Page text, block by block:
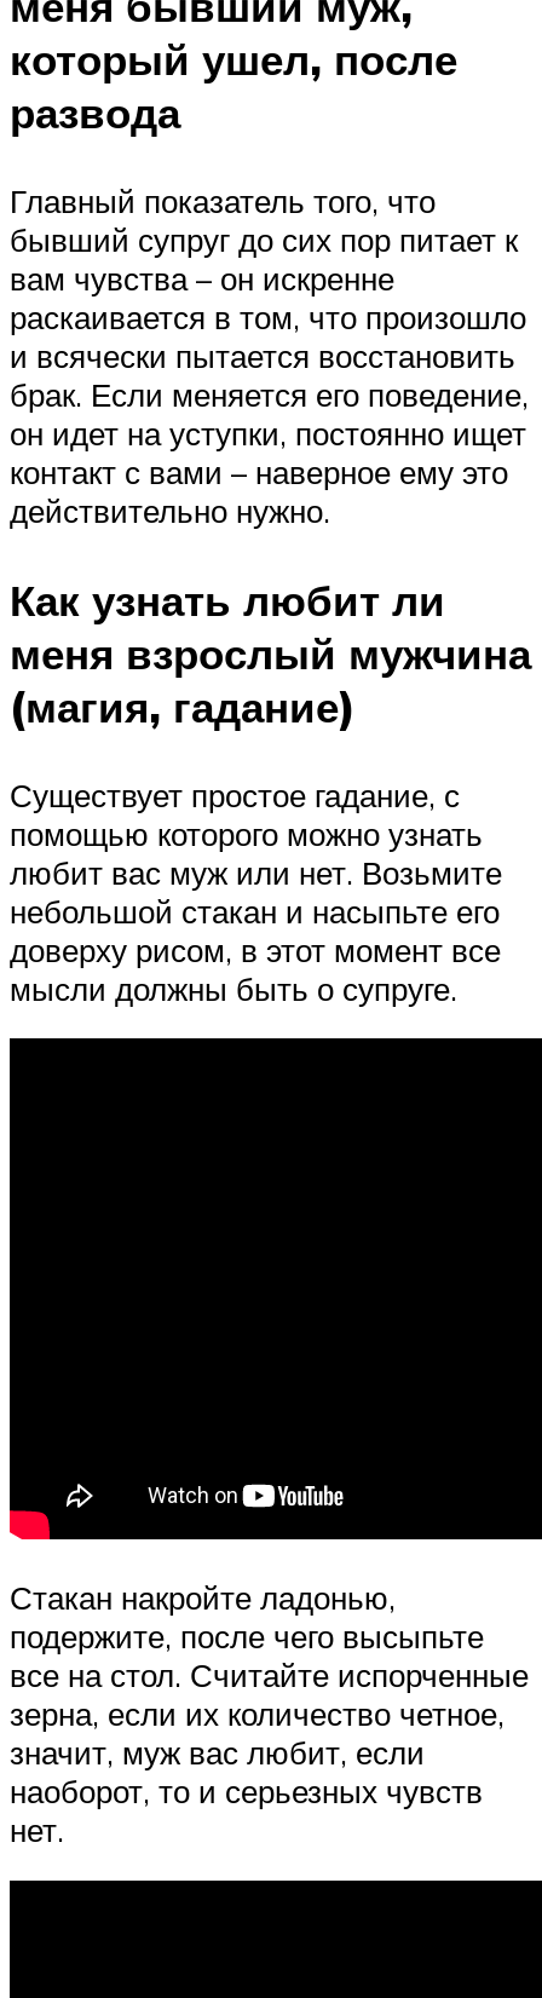
который ушел, после
развода
Главный показатель того, что
бывший супруг до сих пор питает к
вам чувства – он искренне
раскаивается в том, что произошло
и всячески пытается восстановить
брак. Если меняется его поведение,
он идет на уступки, постоянно ищет
контакт с вами – наверное ему это
действительно нужно.
Как узнать любит ли
меня взрослый мужчина
(магия, гадание)
Существует простое гадание, с
помощью которого можно узнать
любит вас муж или нет. Возьмите
небольшой стакан и насыпьте его
доверху рисом, в этот момент все
мысли должны быть о супруге.
Стакан накройте ладонью,
подержите, после чего высыпьте
все на стол. Считайте испорченные
зерна, если их количество четное,
значит, муж вас любит, если
наоборот, то и серьезных чувств
нет.